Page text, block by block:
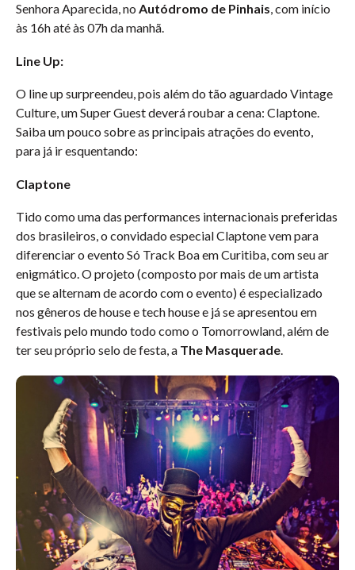
Senhora Aparecida, no Autódromo de Pinhais, com início
às 16h até às 07h da manhã.
Line Up:
O line up surpreendeu, pois além do tão aguardado Vintage
Culture, um Super Guest deverá roubar a cena: Claptone.
Saiba um pouco sobre as principais atrações do evento,
para já ir esquentando:
Claptone
Tido como uma das performances internacionais preferidas
dos brasileiros, o convidado especial Claptone vem para
diferenciar o evento Só Track Boa em Curitiba, com seu ar
enigmático. O projeto (composto por mais de um artista
que se alternam de acordo com o evento) é especializado
nos gêneros de house e tech house e já se apresentou em
festivais pelo mundo todo como o Tomorrowland, além de
ter seu próprio selo de festa, a The Masquerade.